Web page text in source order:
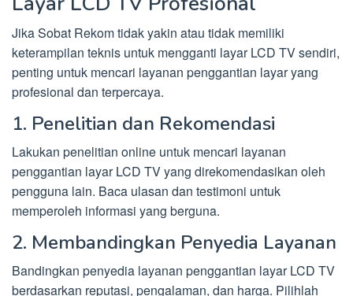
Jika Sobat Rekom tidak yakin atau tidak memiliki
keterampilan teknis untuk mengganti layar LCD TV sendiri,
penting untuk mencari layanan penggantian layar yang
profesional dan terpercaya.
1. Penelitian dan Rekomendasi
Lakukan penelitian online untuk mencari layanan
penggantian layar LCD TV yang direkomendasikan oleh
pengguna lain. Baca ulasan dan testimoni untuk
memperoleh informasi yang berguna.
2. Membandingkan Penyedia Layanan
Bandingkan penyedia layanan penggantian layar LCD TV
berdasarkan reputasi, pengalaman, dan harga. Pilihlah